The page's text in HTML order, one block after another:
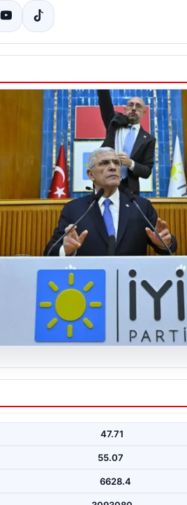
yasa’ teklifi için
47.71
55.07
6628.4